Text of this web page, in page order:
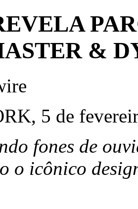
&
5 de
fones de
o icônico